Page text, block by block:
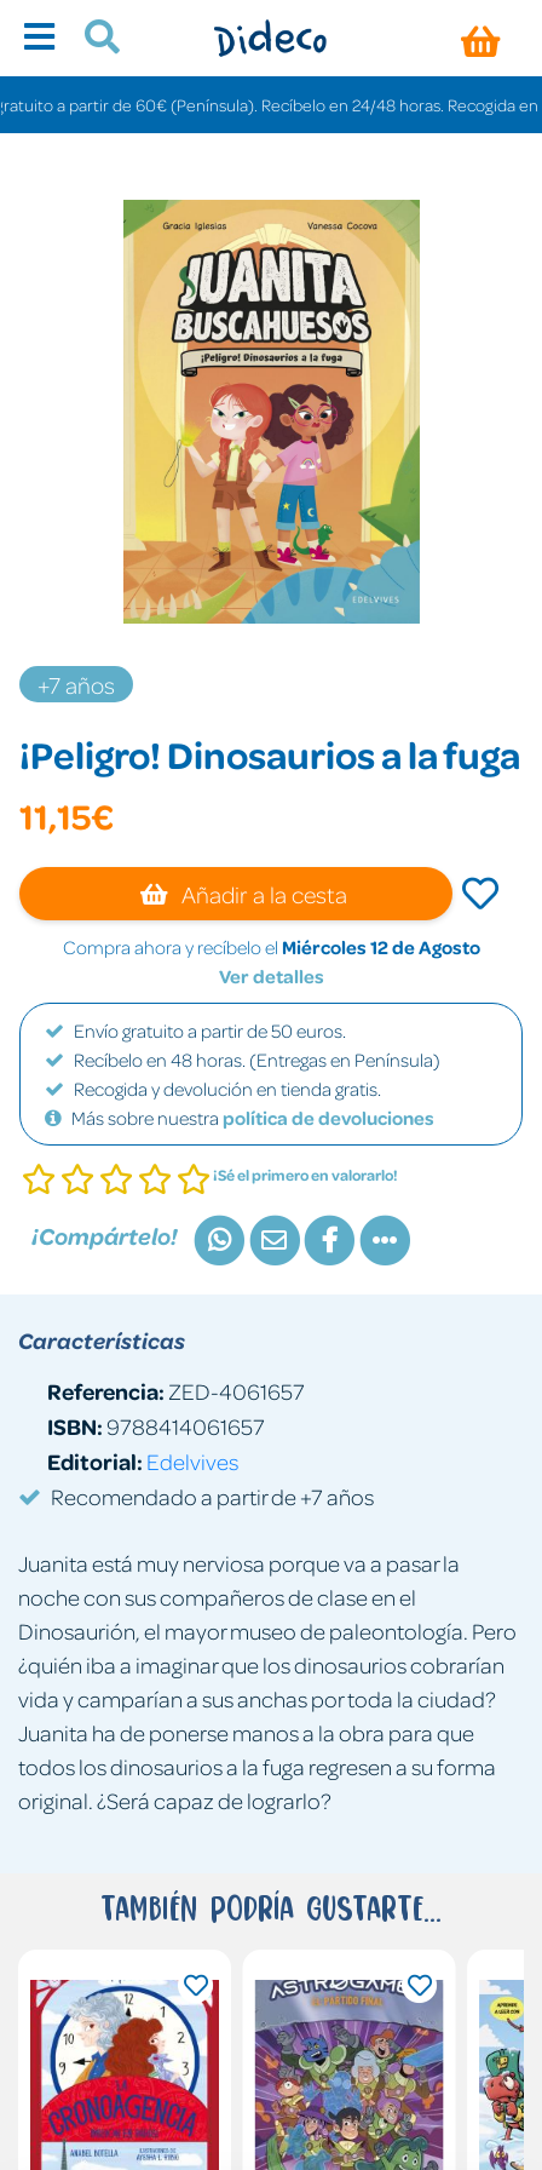
a partir de 60€ (Península). Recíbelo en 24/48 horas. Recogida en
+7 años
¡Peligro! Dinosaurios a la fuga
11,15€
Añadir a la cesta
Compra ahora y recíbelo el Miércoles 12 de Agosto
Ver detalles
Envío gratuito a partir de 50 euros.
Recíbelo en 48 horas. (Entregas en Península)
Recogida y devolución en tienda gratis.
Más sobre nuestra política de devoluciones
¡Sé el primero en valorarlo!
¡Compártelo!
Juanita está muy nerviosa porque va a pasar la
noche con sus compañeros de clase en el
Dinosaurión, el mayor museo de paleontología. Pero
¿quién iba a imaginar que los dinosaurios cobrarían
vida y camparían a sus anchas por toda la ciudad?
Juanita ha de ponerse manos a la obra para que
todos los dinosaurios a la fuga regresen a su forma
original. ¿Será capaz de lograrlo?
Características
Referencia: ZED-4061657
ISBN:9788414061657
Editorial: Edelvives
Recomendado a partir de +7 años
También podría gustarte...